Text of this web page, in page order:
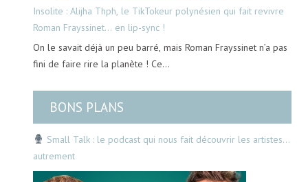
Insolite : Alijha Thph, le TikTokeur polynésien qui fait revivre
Roman Frayssinet… en lip-sync !
On le savait déjà un peu barré, mais Roman Frayssinet n’a pas
fini de faire rire la planète ! Ce…
BONS PLANS
Small Talk : le podcast qui nous fait découvrir les artistes…
autrement